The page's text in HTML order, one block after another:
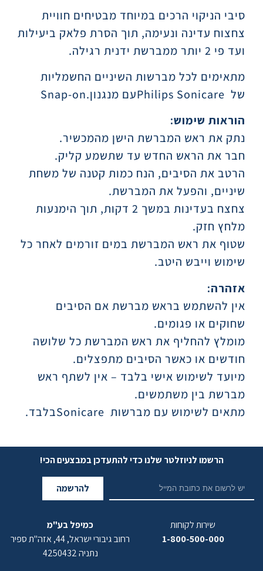
סיבי הניקוי הרכים במיוחד מבטיחים חוויית
צחצוח עדינה ונעימה, תוך הסרת פלאק ביעילות
ועד פי 2 יותר ממברשת ידנית רגילה
.
מתאימים לכל מברשות השיניים החשמליות
של Philips Sonicareעם מנגנוןSnap-on.
הוראות שימוש:
נתק את ראש המברשת הישן מהמכשיר.
חבר את הראש החדש עד שתשמע קליק.
הרטב את הסיבים, הנח כמות קטנה של משחת
שיניים, והפעל את המברשת.
צחצח בעדינות במשך 2 דקות, תוך הימנעות
מלחץ חזק.
שטוף את ראש המברשת במים זורמים לאחר כל
שימוש וייבש היטב.
אזהרה:
אין להשתמש בראש מברשת אם הסיבים
שחוקים או פגומים.
מומלץ להחליף את ראש המברשת כל שלושה
חודשים או כאשר הסיבים מתפצלים.
מיועד לשימוש אישי בלבד – אין לשתף ראש
מברשת בין משתמשים.
מתאים לשימוש עם מברשות Sonicareבלבד.
הרשמו לניוזלטר שלנו כדי להתעדכן במבצעים הכי!
להרשמה
שירות לקוחות
1-800-500-000
כמיפל בע"מ
רחוב גיבורי ישראל, 44, אזה"ת ספיר
נתניה 4250432